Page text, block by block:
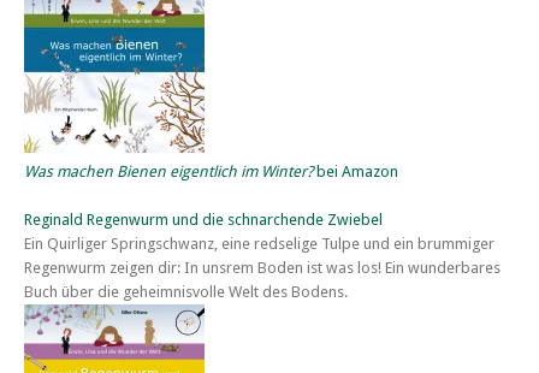
Was machen Bienen eigentlich im Winter?bei Amazon
Reginald Regenwurm und die schnarchende Zwiebel
Ein Quirliger Springschwanz, eine redselige Tulpe und ein brummiger
Regenwurm zeigen dir: In unsrem Boden ist was los! Ein wunderbares
Buch über die geheimnisvolle Welt des Bodens.